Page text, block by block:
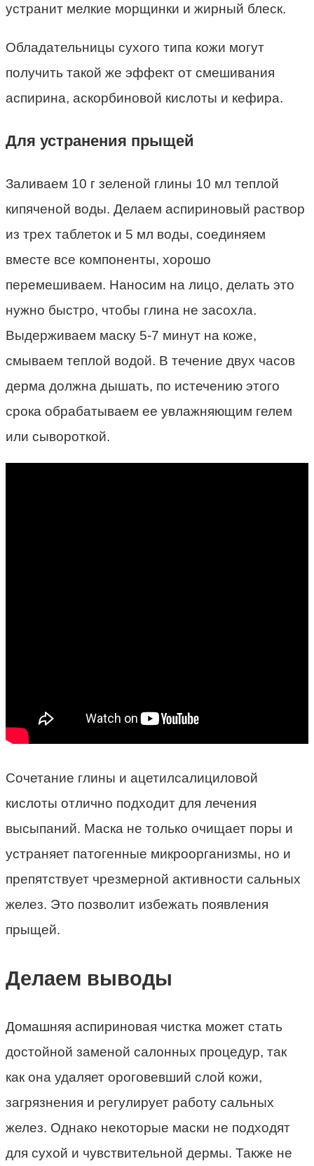
устранит мелкие морщинки и жирный блеск.
Обладательницы сухого типа кожи могут
получить такой же эффект от смешивания
аспирина, аскорбиновой кислоты и кефира.
Для устранения прыщей
Заливаем 10 г зеленой глины 10 мл теплой
кипяченой воды. Делаем аспириновый раствор
из трех таблеток и 5 мл воды, соединяем
вместе все компоненты, хорошо
перемешиваем. Наносим на лицо, делать это
нужно быстро, чтобы глина не засохла.
Выдерживаем маску 5-7 минут на коже,
смываем теплой водой. В течение двух часов
дерма должна дышать, по истечению этого
срока обрабатываем ее увлажняющим гелем
или сывороткой.
Сочетание глины и ацетилсалициловой
кислоты отлично подходит для лечения
высыпаний. Маска не только очищает поры и
устраняет патогенные микроорганизмы, но и
препятствует чрезмерной активности сальных
желез. Это позволит избежать появления
прыщей.
Делаем выводы
Домашняя аспириновая чистка может стать
достойной заменой салонных процедур, так
как она удаляет ороговевший слой кожи,
загрязнения и регулирует работу сальных
желез. Однако некоторые маски не подходят
для сухой и чувствительной дермы. Также не